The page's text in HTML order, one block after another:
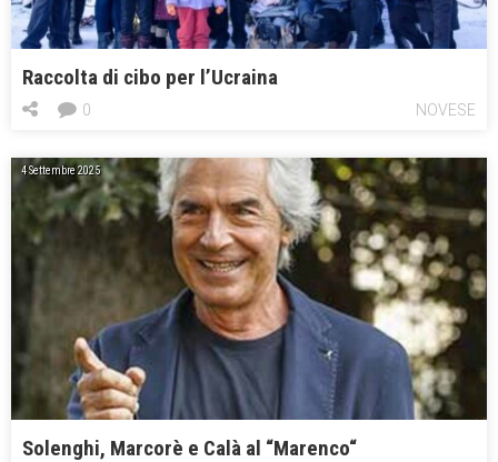
Raccolta di cibo per l’Ucraina
NOVESE
0
4 Settembre 2025
Solenghi, Marcorè e Calà al “Marenco“